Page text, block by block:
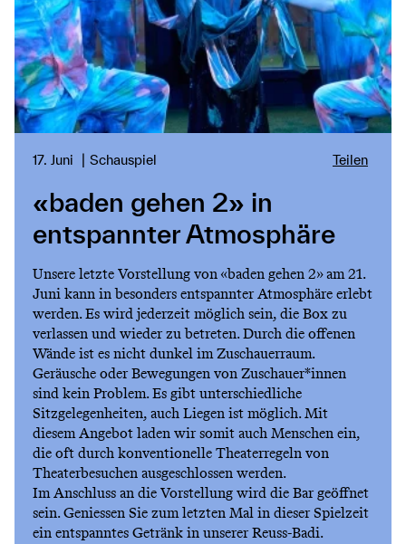
17. Juni Schauspiel Teilen
«baden gehen 2» in
entspannter Atmosphäre
Unsere letzte Vorstellung von «baden gehen 2» am 21.
Juni kann in besonders entspannter Atmosphäre erlebt
werden. Es wird jederzeit möglich sein, die Box zu
verlassen und wieder zu betreten. Durch die offenen
Wände ist es nicht dunkel im Zuschauerraum.
Geräusche oder Bewegungen von Zuschauer*innen
sind kein Problem. Es gibt unterschiedliche
Sitzgelegenheiten, auch Liegen ist möglich. Mit
diesem Angebot laden wir somit auch Menschen ein,
die oft durch konventionelle Theaterregeln von
Theaterbesuchen ausgeschlossen werden.
Im Anschluss an die Vorstellung wird die Bar geöffnet
sein. Geniessen Sie zum letzten Mal in dieser Spielzeit
ein entspanntes Getränk in unserer Reuss-Badi.